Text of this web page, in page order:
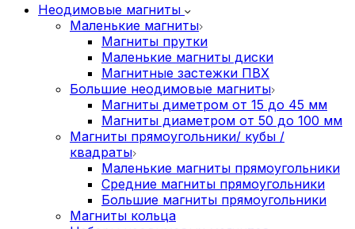
Неодимовые магниты
Маленькие магниты
Магниты прутки
Маленькие магниты диски
Магнитные застежки ПВХ
Большие неодимовые магниты
Магниты диметром от 15 до 45 мм
Магниты диаметром от 50 до 100 мм
Магниты прямоугольники/ кубы /
квадраты
Маленькие магниты прямоугольники
Средние магниты прямоугольники
Большие магниты прямоугольники
Магниты кольца